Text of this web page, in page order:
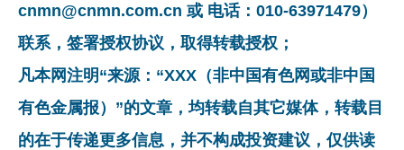
cnmn@cnmn.com.cn 或 电话：010-63971479）
联系，签署授权协议，取得转载授权；
凡本网注明“来源：“XXX（非中国有色网或非中国
有色金属报）”的文章，均转载自其它媒体，转载目
的在于传递更多信息，并不构成投资建议，仅供读